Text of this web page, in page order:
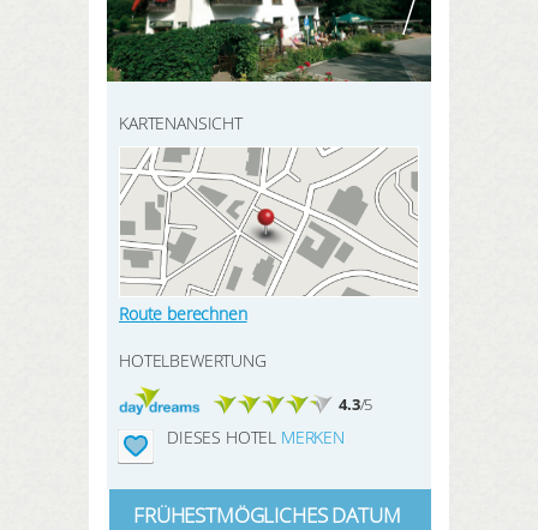
HIER REGISTRIEREN
Meine Buchungen
Meine Produkte
Meine Hotels
ANMELDEN
SUCHEN
KARTENANSICHT
Route berechnen
HOTELBEWERTUNG
4.3/5
DIESES HOTEL MERKEN
FRÜHESTMÖGLICHES DATUM